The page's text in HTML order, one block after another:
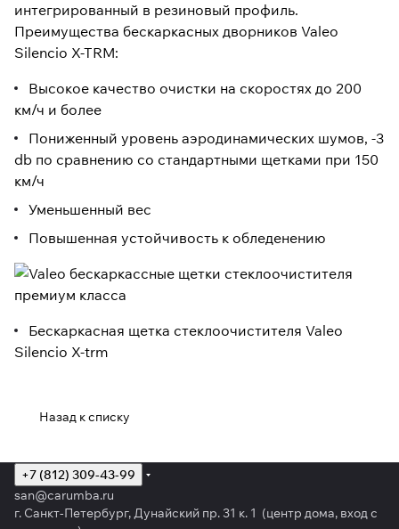
интегрированный в резиновый профиль.
Преимущества бескаркасных дворников Valeo
Silencio X-TRM:
Высокое качество очистки на скоростях до 200
км/ч и более
Пониженный уровень аэродинамических шумов, -3
db по сравнению со стандартными щетками при 150
км/ч
Уменьшенный вес
Повышенная устойчивость к обледенению
Бескаркасная щетка стеклоочистителя Valeo
Silencio X-trm
Назад к списку
+7 (812) 309-43-99
san@carumba.ru
г. Санкт-Петербург, Дунайский пр. 31 к. 1 (центр дома, вход с